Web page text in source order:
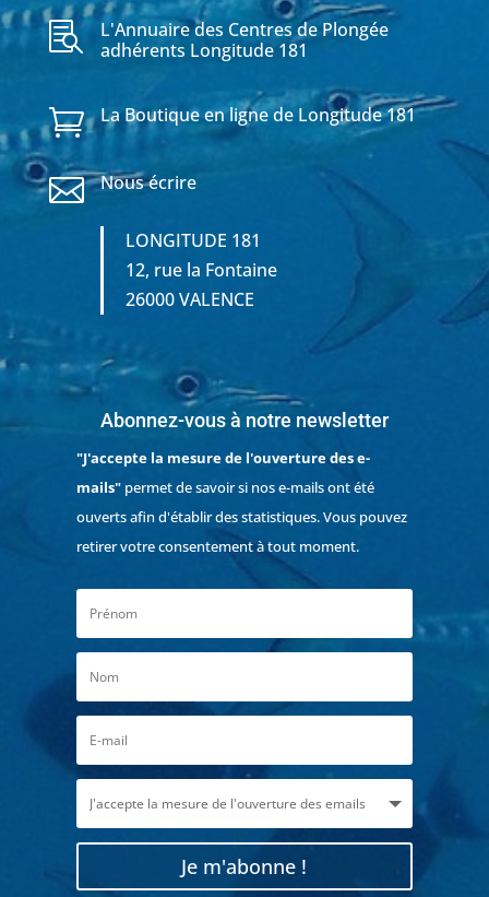

L'Annuaire des Centres de Plongée
adhérents Longitude 181
 La Boutique en ligne de Longitude 181
 Nous écrire
LONGITUDE 181
12, rue la Fontaine
26000 VALENCE
Abonnez-vous à notre newsletter
"J'accepte la mesure de l'ouverture des e-
mails"permet de savoir si nos e-mails ont été
ouverts afin d'établir des statistiques. Vous pouvez
retirer votre consentement à tout moment.
Je m'abonne !